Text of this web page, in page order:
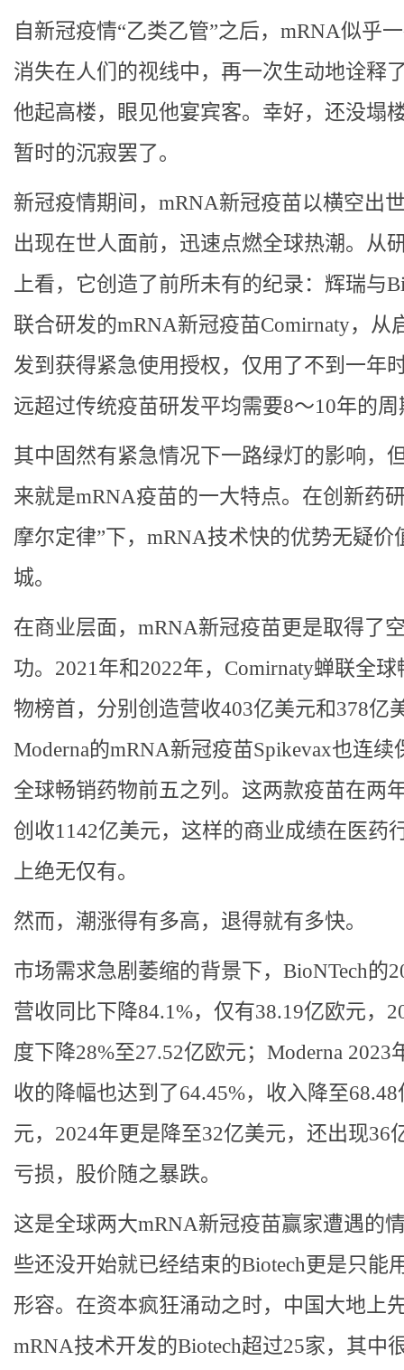
自新冠疫情“乙类乙管”之后，mRNA似乎
消失在人们的视线中，再一次生动地诠释
他起高楼，眼见他宴宾客。幸好，还没塌
暂时的沉寂罢了。
新冠疫情期间，mRNA新冠疫苗以横空出
出现在世人面前，迅速点燃全球热潮。从
上看，它创造了前所未有的纪录：辉瑞与
联合研发的mRNA新冠疫苗Comirnaty，从
发到获得紧急使用授权，仅用了不到一年
远超过传统疫苗研发平均需要8～10年的周
其中固然有紧急情况下一路绿灯的影响，
来就是mRNA疫苗的一大特点。在创新药
摩尔定律”下，mRNA技术快的优势无疑价
城。
在商业层面，mRNA新冠疫苗更是取得了
功。2021年和2022年，Comirnaty蝉联全球
物榜首，分别创造营收403亿美元和378亿
Moderna的mRNA新冠疫苗Spikevax也连续
全球畅销药物前五之列。这两款疫苗在两
创收1142亿美元，这样的商业成绩在医药
上绝无仅有。
然而，潮涨得有多高，退得就有多快。
市场需求急剧萎缩的背景下，BioNTech的
营收同比下降84.1%，仅有38.19亿欧元，
度下降28%至27.52亿欧元；Moderna 2023
收的降幅也达到了64.45%，收入降至68.48
元，2024年更是降至32亿美元，还出现36
亏损，股价随之暴跌。
这是全球两大mRNA新冠疫苗赢家遭遇的
些还没开始就已经结束的Biotech更是只能
形容。在资本疯狂涌动之时，中国大地上
mRNA技术开发的Biotech超过25家，其中